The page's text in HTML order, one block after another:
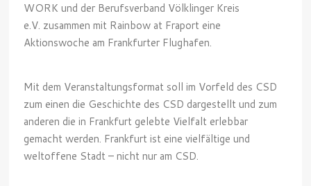
WORK und der Berufsverband Völklinger Kreis
e.V. zusammen mit Rainbow at Fraport eine
Aktionswoche am Frankfurter Flughafen.
Mit dem Veranstaltungsformat soll im Vorfeld des CSD
zum einen die Geschichte des CSD dargestellt und zum
anderen die in Frankfurt gelebte Vielfalt erlebbar
gemacht werden. Frankfurt ist eine vielfältige und
weltoffene Stadt – nicht nur am CSD.